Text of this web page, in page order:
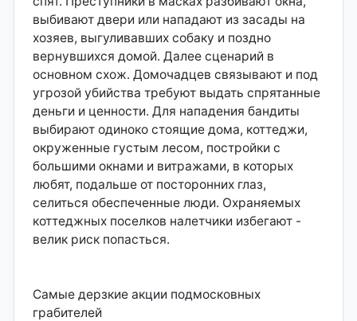
выбивают двери или нападают из засады на
хозяев, выгуливавших собаку и поздно
вернувшихся домой. Далее сценарий в
основном схож. Домочадцев связывают и под
угрозой убийства требуют выдать спрятанные
деньги и ценности. Для нападения бандиты
выбирают одиноко стоящие дома, коттеджи,
окруженные густым лесом, постройки с
большими окнами и витражами, в которых
любят, подальше от посторонних глаз,
селиться обеспеченные люди. Охраняемых
коттеджных поселков налетчики избегают -
велик риск попасться.
Самые дерзкие акции подмосковных
грабителей